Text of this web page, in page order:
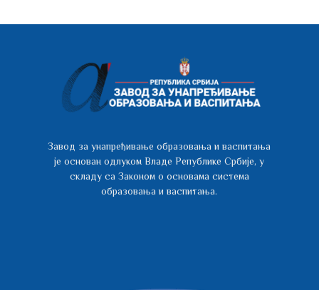
Завод за унапређивање образовања и васпитања
је основан одлуком Владе Републике Србије, у
складу са Законом о основама система
образовања и васпитања.